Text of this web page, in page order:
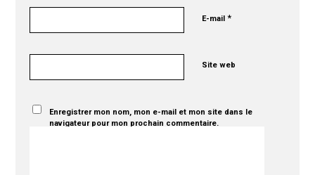
E-mail*
Site web
Enregistrer mon nom, mon e-mail et mon site dans le
navigateur pour mon prochain commentaire.